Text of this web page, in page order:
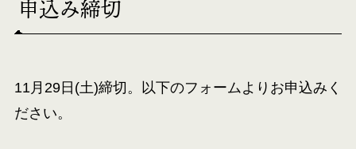
申込み締切
11月29日(土)締切。以下のフォームよりお申込みく
ださい。